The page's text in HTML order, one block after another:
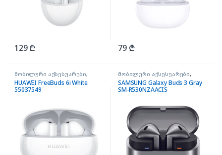
129₾ 79 ₾
მობილური აქსესუარები,
ყურსასმენები BUDS
HUAWEI FreeBuds 6i White
55037549
მობილური აქსესუარები,
ყურსასმენები BUDS
SAMSUNG Galaxy Buds 3 Gray
SM-R530NZAACIS